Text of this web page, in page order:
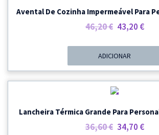
Avental De Cozinha Impermeável Para
46,20€ O
Original
Era:
46,20 €.
43,20 €O
É:
ADICIONAR
Lancheira Térmica Grande Para
36,60€ O
34,70 €O